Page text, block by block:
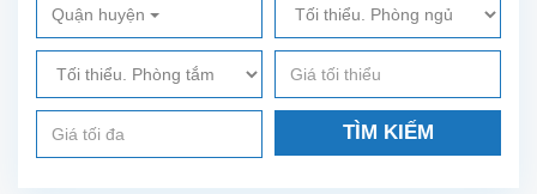
Quận huyện
TÌM KIẾM